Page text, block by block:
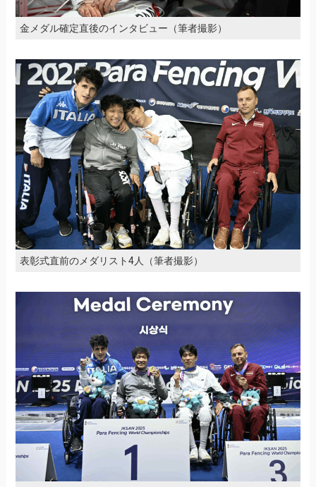
金メダル確定直後のインタビュー（筆者撮影）
表彰式直前のメダリスト4人（筆者撮影）